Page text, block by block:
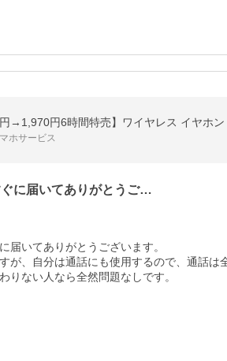
ホサービス
に届いてありがとうご…
届いてありがとうございます。
が、自分は通話にも使用するので、通話は
りない人なら全然問題なしです。